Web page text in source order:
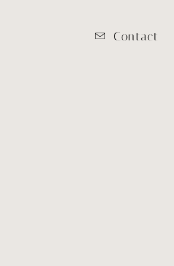
Contact